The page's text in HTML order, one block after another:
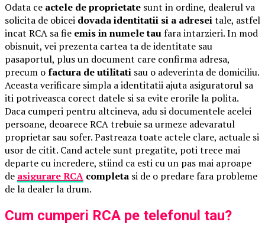
Odata ce actele de proprietate sunt in ordine, dealerul va
solicita de obicei dovada identitatii si a adreseitale, astfel
incat RCA sa fie emis in numele taufara intarzieri. In mod
obisnuit, vei prezenta cartea ta de identitate sau
pasaportul, plus un document care confirma adresa,
precum ofactura de utilitati sau o adeverinta de domiciliu.
Aceasta verificare simpla a identitatii ajuta asiguratorul sa
iti potriveasca corect datele si sa evite erorile la polita.
Daca cumperi pentru altcineva, adu si documentele acelei
persoane, deoarece RCA trebuie sa urmeze adevaratul
proprietar sau sofer. Pastreaza toate actele clare, actuale si
usor de citit. Cand actele sunt pregatite, poti trece mai
departe cu incredere, stiind ca esti cu un pas mai aproape
de asigurare RCA completa si de o predare fara probleme
de la dealer la drum.
Cum cumperi RCA pe telefonul tau?